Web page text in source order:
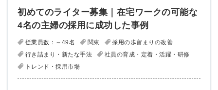
初めてのライター募集｜在宅ワークの可能な
4名の主婦の採用に成功した事例
従業員数：～49名 関東
採用の歩留まりの改善
行き詰まり・新たな手法
社員の育成・定着・活躍・研修
トレンド・採用市場